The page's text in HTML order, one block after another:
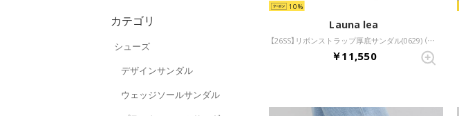
カテゴリ
シューズ
デザインサンダル
ウェッジソールサンダル
10
Launa lea
【26SS】リボンストラップ厚底サンダル(0629) （ブラック）
￥11,550